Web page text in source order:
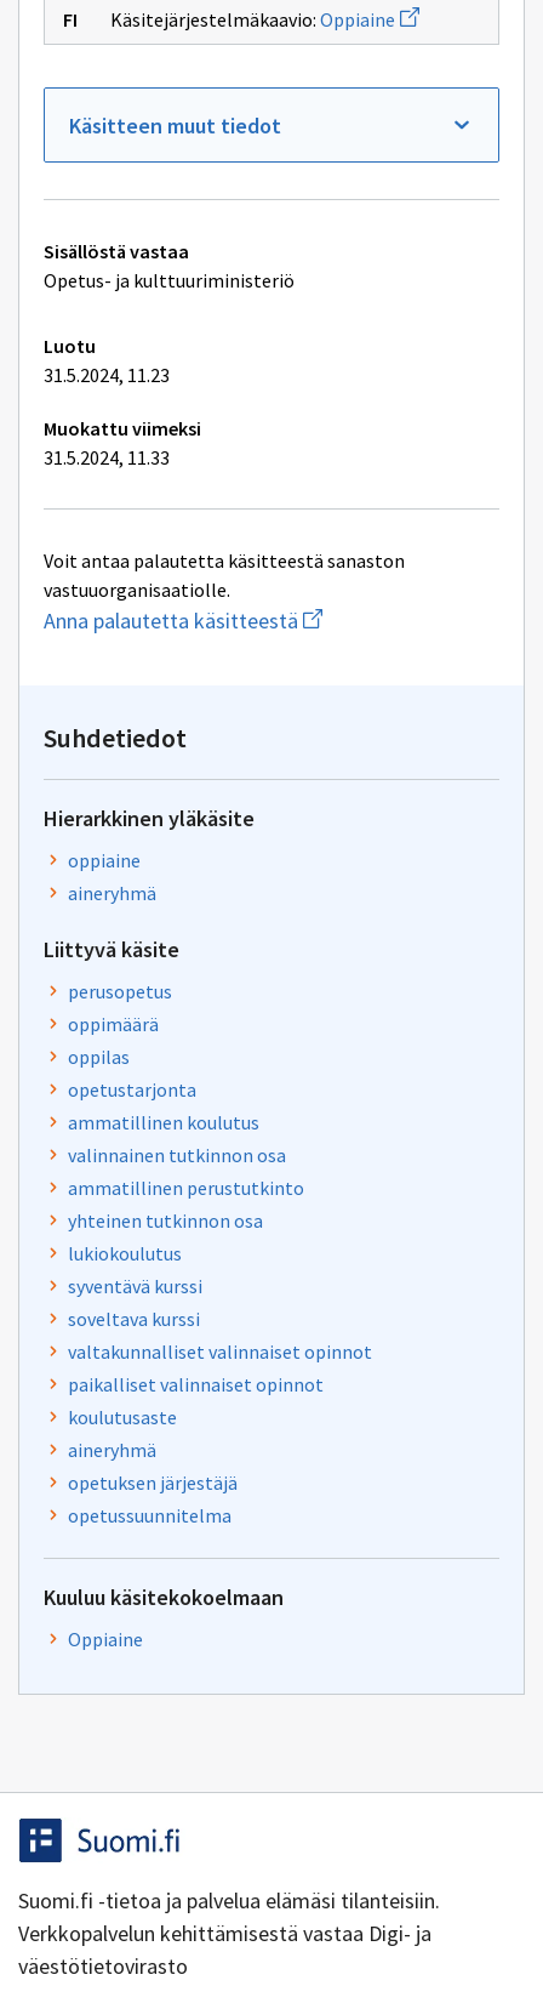
Käsitejärjestelmäkaavio: Oppiaine Avaa
uuden
ikkunan
Oppiaine
Käsitteen muut tiedot
Tekniset
lisätiedot
Sisällöstä vastaa
Opetus- ja kulttuuriministeriö
Luotu
31.5.2024, 11.23
Muokattu viimeksi
31.5.2024, 11.33
Voit antaa palautetta käsitteestä sanaston
vastuuorganisaatiolle.
Anna palautetta käsitteestä Aloita
uuden
Suhdetiedot
Hierarkkinen yläkäsite
oppiaine
aineryhmä
Liittyvä käsite
perusopetus
oppimäärä
oppilas
opetustarjonta
ammatillinen koulutus
valinnainen tutkinnon osa
ammatillinen perustutkinto
yhteinen tutkinnon osa
lukiokoulutus
syventävä kurssi
soveltava kurssi
valtakunnalliset valinnaiset opinnot
paikalliset valinnaiset opinnot
koulutusaste
aineryhmä
opetuksen järjestäjä
opetussuunnitelma
Kuuluu käsitekokoelmaan
Oppiaine
Suomi.fi -tietoa ja palvelua elämäsi tilanteisiin.
Verkkopalvelun kehittämisestä vastaa Digi- ja
väestötietovirasto